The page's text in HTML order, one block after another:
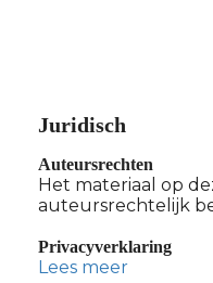
Juridisch
Auteursrechten
Het materiaal op
auteursrechtelijk
Privacyverklaring
Lees meer